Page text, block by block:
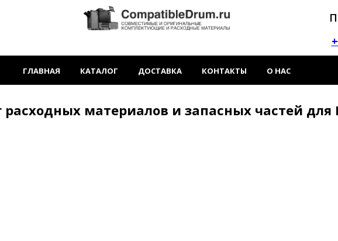
ГЛАВНАЯ КАТАЛОГ ДОСТАВКА КОНТАКТЫ О НАС
расходных материалов и запасных частей